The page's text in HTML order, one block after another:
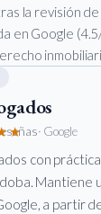
la revisión
en Google
· Google
con
Mantiene
a partir